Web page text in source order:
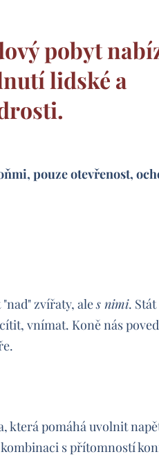
pobyt
lidské a
pouze otevřenost,
"nad" zvířaty, ales nimi. Stát
vnímat. Koně nás
která pomáhá uvolnit
s přítomností